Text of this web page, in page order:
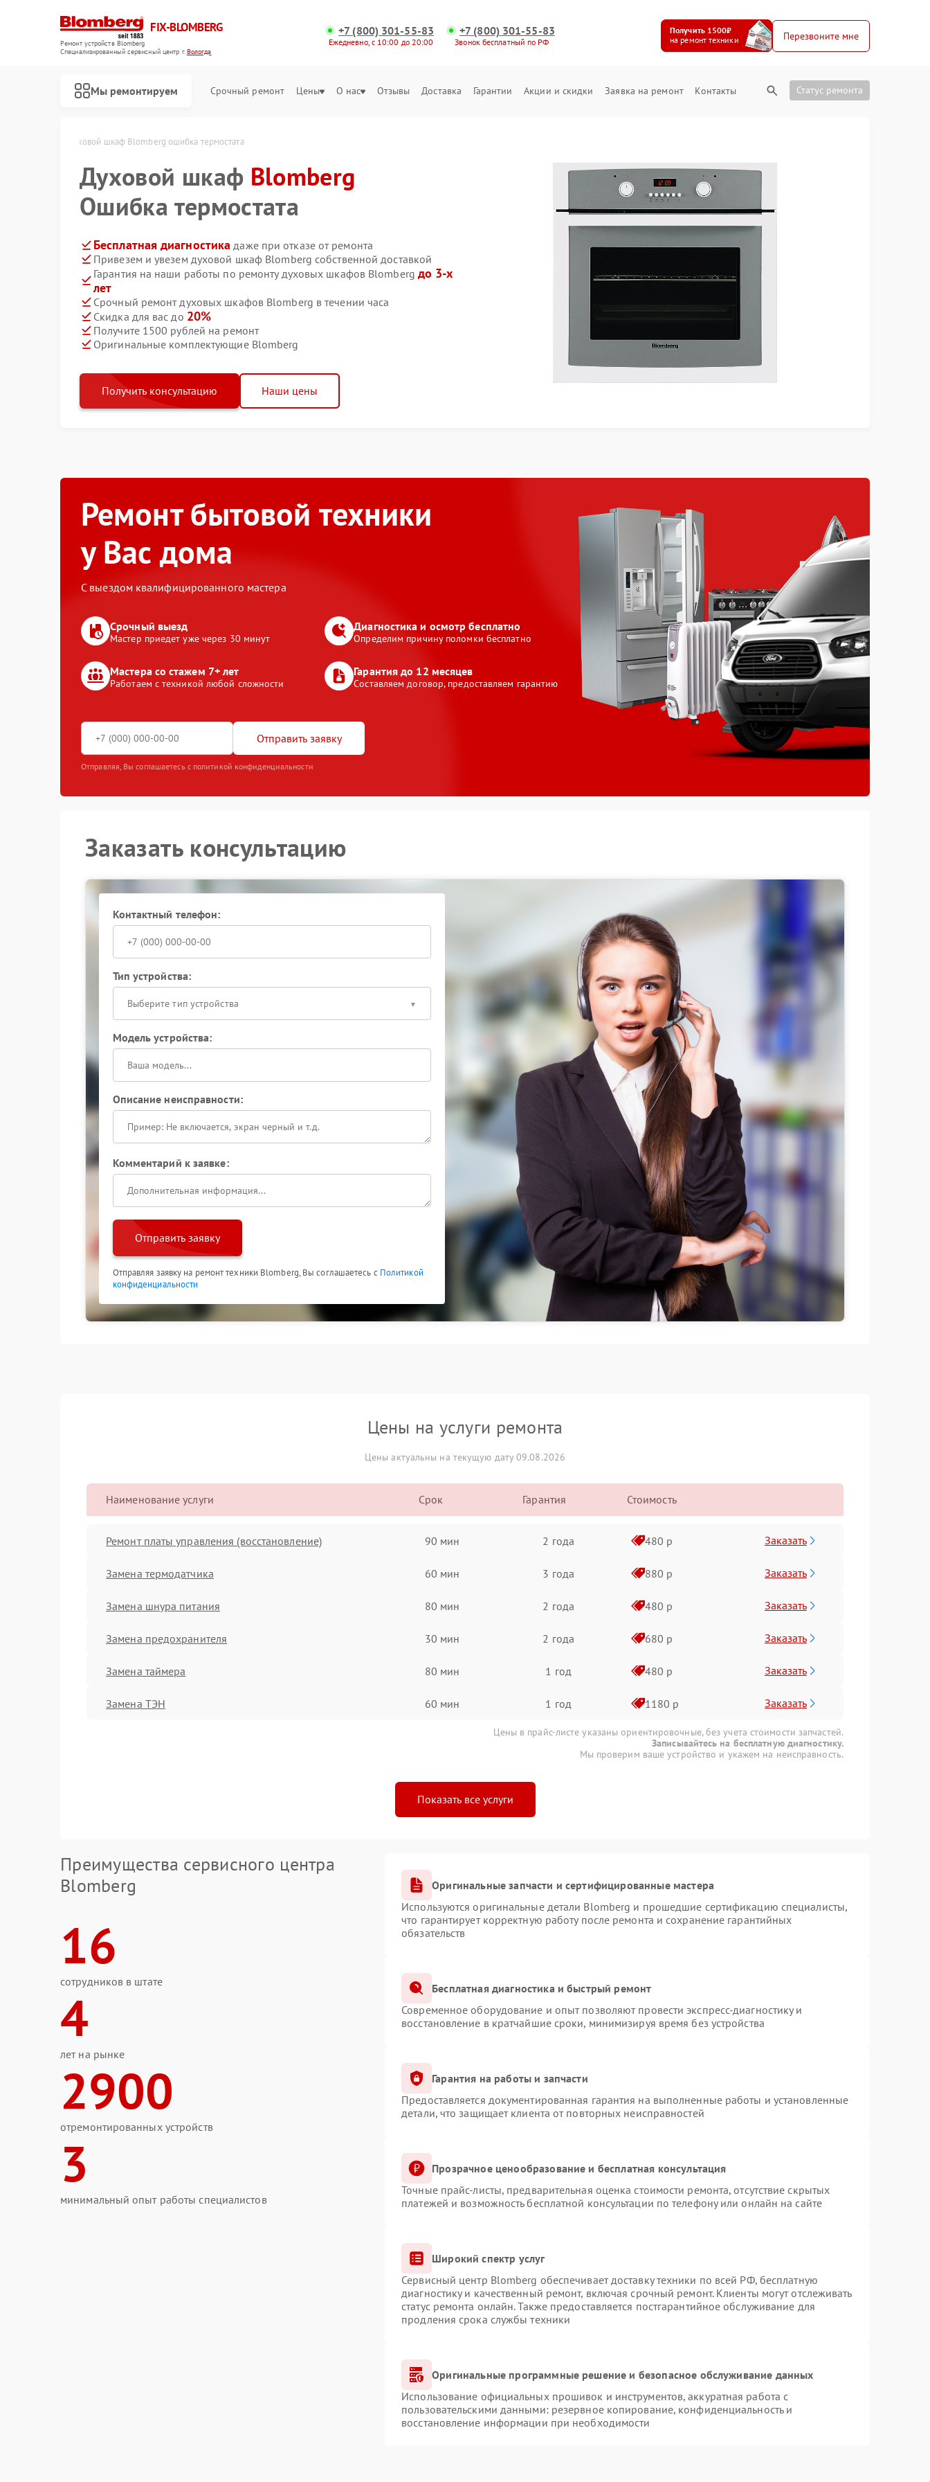
FIX-BLOMBERG
Ремонт устройств Blomberg
Специализированный cервисный центр г.Вологда
+7 (800) 301-55-83
Ежедневно, с 10:00 до 20:00
+7 (800) 301-55-83
Звонок бесплатный по РФ
Получить 1500₽
на ремонт техники
Перезвоните мне
Мы ремонтируем Срочный ремонт Цены О нас Отзывы Доставка Гарантии Акции и скидки Заявка на ремонт Контакты Статус ремонта
Духовой шкаф Blomberg ошибка термостата
Духовой шкаф Blomberg
Ошибка термостата
Бесплатная диагностика даже при отказе от ремонта
Привезем и увезем духовой шкаф Blomberg собственной доставкой
Гарантия на наши работы по ремонту духовых шкафов Blomberg до 3-х
лет
Срочный ремонт духовых шкафов Blomberg в течении часа
Скидка для вас до 20%
Получите 1500 рублей на ремонт
Оригинальные комплектующие Blomberg
Получить консультацию Наши цены
Ремонт бытовой техники
у Вас дома
С выездом квалифицированного мастера
Срочный выезд
Мастер приедет уже через 30 минут
Диагностика и осмотр бесплатно
Определим причину поломки бесплатно
Мастера со стажем 7+ лет
Работаем с техникой любой сложности
Гарантия до 12 месяцев
Составляем договор, предоставляем гарантию
Отправить заявку
Отправляя, Вы соглашаетесь с политикой конфиденциальности
Заказать консультацию
Контактный телефон:
Тип устройства:
Выберите тип устройства
Модель устройства:
Описание неисправности:
Комментарий к заявке:
Отправить заявку
Отправляя заявку на ремонт техники Blomberg, Вы соглашаетесь с Политикой
конфиденциальности
Цены на услуги ремонта
Цены актуальны на текущую дату 09.08.2026
Наименование услуги Срок Гарантия Стоимость
Ремонт платы управления (восстановление) 90 мин 2 года 480 р Заказать
Замена термодатчика 60 мин 3 года 880 р Заказать
Замена шнура питания 80 мин 2 года 480 р Заказать
Замена предохранителя 30 мин 2 года 680 р Заказать
Замена таймера 80 мин 1 год 480 р Заказать
Замена ТЭН 60 мин 1 год 1180 р Заказать
Цены в прайс-листе указаны ориентировочные, без учета стоимости запчастей.
Записывайтесь на бесплатную диагностику.
Мы проверим ваше устройство и укажем на неисправность.
Показать все услуги
Преимущества сервисного центра
Blomberg
16
сотрудников в штате
4
лет на рынке
2900
отремонтированных устройств
3
минимальный опыт работы специалистов
Оригинальные запчасти и сертифицированные мастера
Используются оригинальные детали Blomberg и прошедшие сертификацию специалисты,
что гарантирует корректную работу после ремонта и сохранение гарантийных
обязательств
Бесплатная диагностика и быстрый ремонт
Современное оборудование и опыт позволяют провести экспресс-диагностику и
восстановление в кратчайшие сроки, минимизируя время без устройства
Гарантия на работы и запчасти
Предоставляется документированная гарантия на выполненные работы и установленные
детали, что защищает клиента от повторных неисправностей
Прозрачное ценообразование и бесплатная консультация
Точные прайс-листы, предварительная оценка стоимости ремонта, отсутствие скрытых
платежей и возможность бесплатной консультации по телефону или онлайн на сайте
Широкий спектр услуг
Сервисный центр Blomberg обеспечивает доставку техники по всей РФ, бесплатную
диагностику и качественный ремонт, включая срочный ремонт. Клиенты могут отслеживать
статус ремонта онлайн. Также предоставляется постгарантийное обслуживание для
продления срока службы техники
Оригинальные программные решение и безопасное обслуживание данных
Использование официальных прошивок и инструментов, аккуратная работа с
пользовательскими данными: резервное копирование, конфиденциальность и
восстановление информации при необходимости